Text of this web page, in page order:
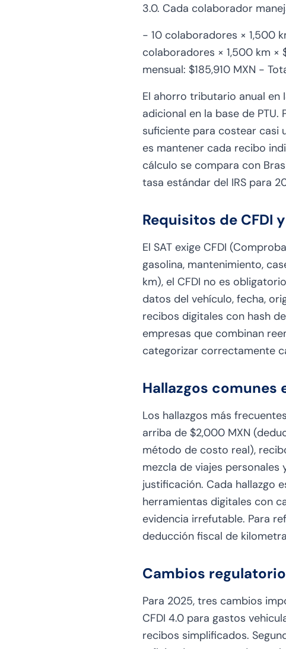
3.0. Cada colaborador
- 10 colaboradores × 1,500
colaboradores × 1,500 km ×
mensual: $185,910 MXN -
El ahorro tributario anual en
adicional en la base de
suficiente para costear casi
es mantener cada recibo
cálculo se compara con
tasa estándar del IRS para
Requisitos de
El SAT exige CFDI
gasolina, mantenimiento,
km), el CFDI no es
datos del vehículo, fecha,
recibos digitales con hash
empresas que combinan
categorizar correctamente
Hallazgos comunes
Los hallazgos más
arriba de $2,000 MXN
método de costo real),
mezcla de viajes
justificación. Cada hallazgo
herramientas digitales con
evidencia irrefutable. Para
deducción fiscal de
Cambios
Para 2025, tres cambios
CFDI 4.0 para gastos
recibos simplificados.